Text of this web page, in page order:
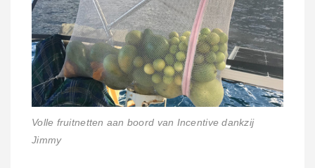
Volle fruitnetten aan boord van Incentive dankzij
Jimmy